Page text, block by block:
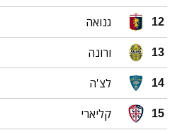
12 גנואה
13 ורונה
14 לצ'ה
15 קליארי